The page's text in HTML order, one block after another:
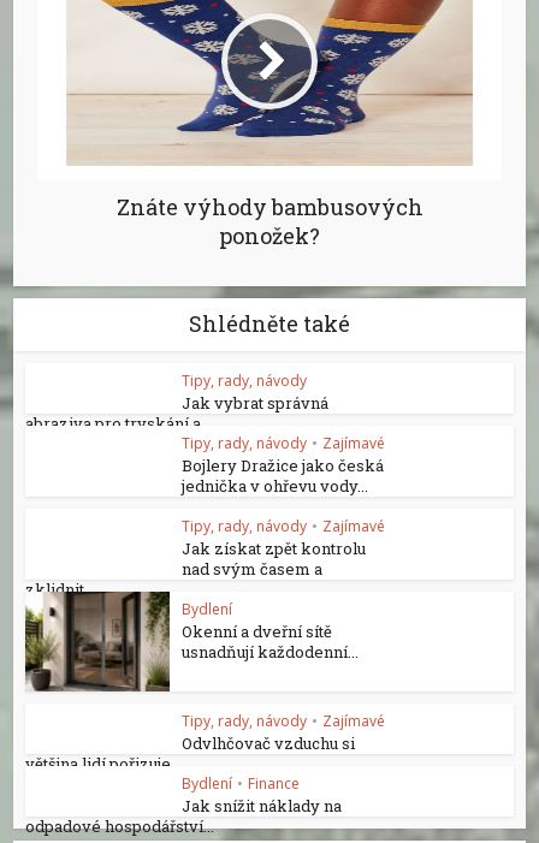
Znáte výhody bambusových
ponožek?
Shlédněte také
Tipy, rady, návody
Jak vybrat správná
abraziva pro tryskání a...
Tipy, rady, návody • Zajímavé
Bojlery Dražice jako česká
jednička v ohřevu vody...
Tipy, rady, návody • Zajímavé
Jak získat zpět kontrolu
nad svým časem a
zklidnit...
Bydlení
Okenní a dveřní sítě
usnadňují každodenní...
Tipy, rady, návody • Zajímavé
Odvlhčovač vzduchu si
většina lidí pořizuje...
Bydlení • Finance
Jak snížit náklady na
odpadové hospodářství...